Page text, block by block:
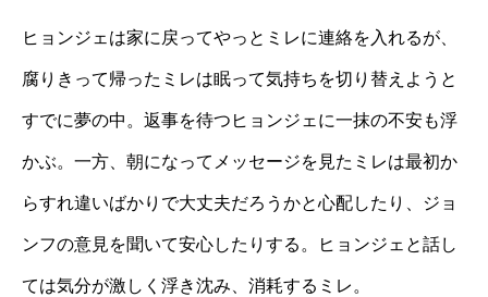
ヒョンジェは家に戻ってやっとミレに連絡を入れるが、
腐りきって帰ったミレは眠って気持ちを切り替えようと
すでに夢の中。返事を待つヒョンジェに一抹の不安も浮
かぶ。一方、朝になってメッセージを見たミレは最初か
らすれ違いばかりで大丈夫だろうかと心配したり、ジョ
ンフの意見を聞いて安心したりする。ヒョンジェと話し
ては気分が激しく浮き沈み、消耗するミレ。